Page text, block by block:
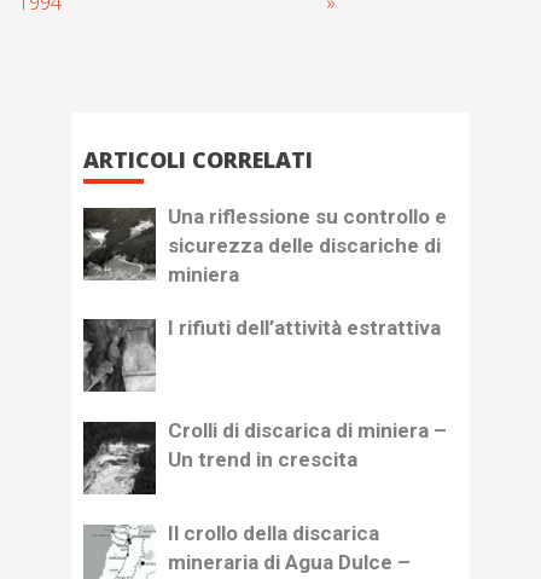
ARTICOLI CORRELATI
Una riflessione su controllo e
sicurezza delle discariche di
miniera
I rifiuti dell’attività estrattiva
Crolli di discarica di miniera –
Un trend in crescita
Il crollo della discarica
mineraria di Agua Dulce –